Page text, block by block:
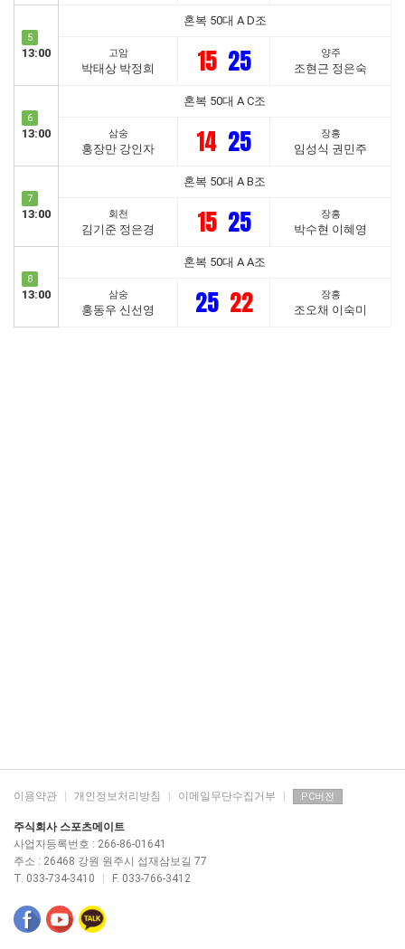
5
13:00
혼복 50대 A D조
고암
박태상 박정희 15 25 양주
조현근 정은숙
6
13:00
혼복 50대 A C조
삼숭
홍장만 강인자 14 25 장흥
임성식 권민주
7
13:00
혼복 50대 A B조
회천
김기준 정은경 15 25 장흥
박수현 이혜영
8
13:00
혼복 50대 A A조
삼숭
홍동우 신선영 25 22 장흥
조오채 이숙미
이용약관 개인정보처리방침 이메일무단수집거부 PC버전
주식회사 스포츠메이트
사업자등록번호 : 266-86-01641
주소 : 26468 강원 원주시 섭재삼보길 77
T. 033-734-3410
F. 033-766-3412